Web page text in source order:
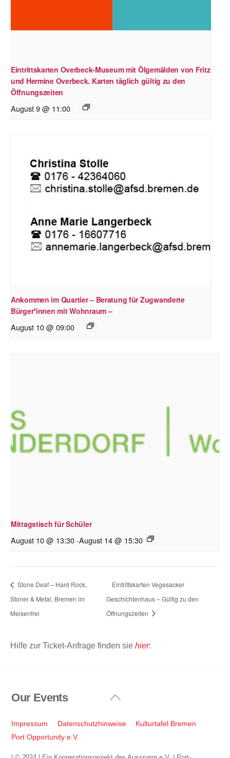
Eintrittskarten Overbeck-Museum mit Ölgemälden von Fritz
und Hermine Overbeck. Karten täglich gültig zu den
Öffnungszeiten
August 9 @ 11:00
Ankommen im Quartier – Beratung für Zugwanderte
Bürger*innen mit Wohnraum –
August 10 @ 09:00
Mittagstisch für Schüler
August 10 @ 13:30-August 14 @ 15:30
Stone Deaf – Hard Rock,
Stoner & Metal, Bremen im
Meisenfrei
Eintrittskarten Vegesacker
Geschichtenhaus – Gültig zu den
Öffnungszeiten
Hilfe zur Ticket-Anfrage finden sie hier:
Back
Top
Our Events
Impressum Datenschutzhinweise
Kulturtafel Bremen
Port Opportunity e.V.